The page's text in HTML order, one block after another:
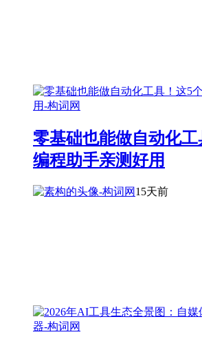
零基础也能做自动化
编程助手亲测好用
15天前